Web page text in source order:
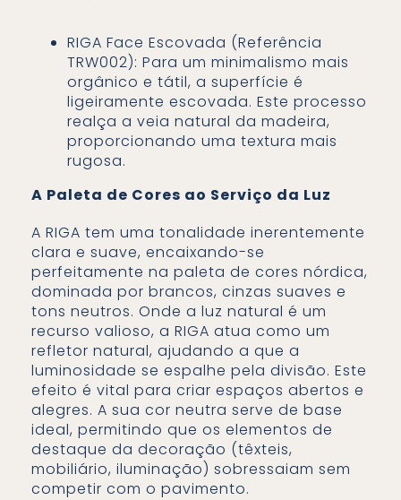
RIGA Face Escovada (Referência
TRW002): Para um minimalismo mais
orgânico e tátil, a superfície é
ligeiramente escovada. Este processo
realça a veia natural da madeira,
proporcionando uma textura mais
rugosa.
A Paleta de Cores ao Serviço da Luz
A RIGA tem uma tonalidade inerentemente
clara e suave, encaixando-se
perfeitamente na paleta de cores nórdica,
dominada por brancos, cinzas suaves e
tons neutros. Onde a luz natural é um
recurso valioso, a RIGA atua como um
refletor natural, ajudando a que a
luminosidade se espalhe pela divisão. Este
efeito é vital para criar espaços abertos e
alegres. A sua cor neutra serve de base
ideal, permitindo que os elementos de
destaque da decoração (têxteis,
mobiliário, iluminação) sobressaiam sem
competir com o pavimento.